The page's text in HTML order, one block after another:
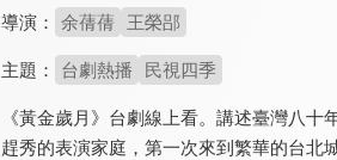
導演： 余蒨蒨 王榮郘
主題： 台劇熱播 民視四季
《黃金歲月》台劇線上看。講述臺灣八
趕秀的表演家庭，第一次來到繁華的台北